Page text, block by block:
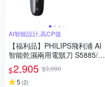
AI智能設計,高CP值
【福利品】PHILIPS飛利浦 AI
智能乾濕兩用電鬍刀 S5885/10
(一年保固)
$2,905 $3,090
5 (2)